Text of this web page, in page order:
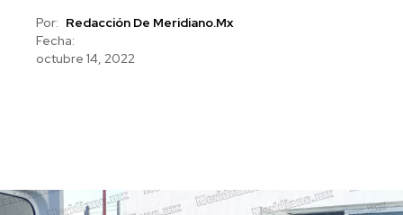
Por: Redacción De Meridiano.mx
Fecha:
octubre 14, 2022